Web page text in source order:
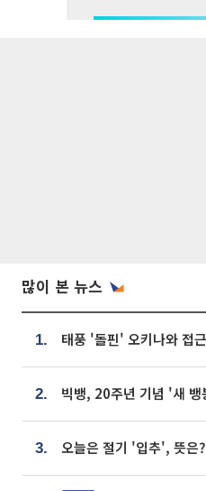
많이 본 뉴스
1.
2.
3. 오늘은 절기 '입추', 뜻은?